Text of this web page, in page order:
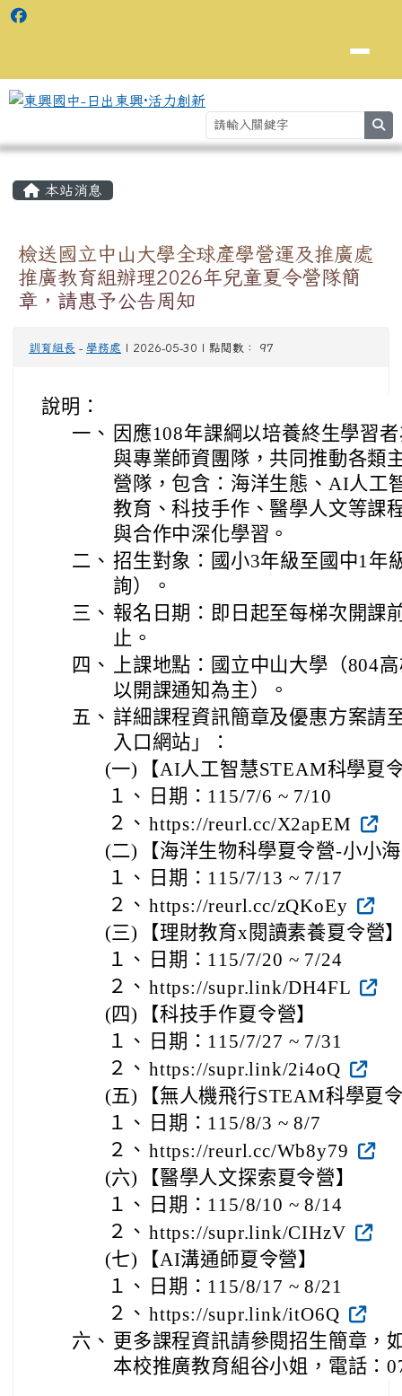
本站消息
檢送國立中山大學全球產學營運及推廣處
推廣教育組辦理2026年兒童夏令營隊簡
章，請惠予公告周知
訓育組長 - 學務處 | 2026-05-30 | 點閱數： 97
說明：
一、 因應108年課綱以培養終生學習
與專業師資團隊，共同推動各類
營隊，包含：海洋生態、AI人工
教育、科技手作、醫學人文等課
與合作中深化學習。
二、 招生對象：國小3年級至國中1年
詢）。
三、 報名日期：即日起至每梯次開課
止。
四、
上課地點：國立中山大學（804
以開課通知為主）。
五、 詳細課程資訊簡章及優惠方案請
入口網站」：
(一)
【AI人工智慧STEAM科學夏
１、
日期：115/7/6 ~ 7/10
２、 https://reurl.cc/X2apEM
(二)
【海洋生物科學夏令營-小小
１、
日期：115/7/13 ~ 7/17
２、 https://reurl.cc/zQKoEy
(三)
【理財教育x閱讀素養夏令營
１、
日期：115/7/20 ~ 7/24
２、 https://supr.link/DH4FL
(四)
【科技手作夏令營】
１、
日期：115/7/27 ~ 7/31
２、 https://supr.link/2i4oQ
(五)
【無人機飛行STEAM科學夏
１、
日期：115/8/3 ~ 8/7
２、 https://reurl.cc/Wb8y79
(六)
【醫學人文探索夏令營】
１、
日期：115/8/10 ~ 8/14
２、 https://supr.link/CIHzV
(七)
【AI溝通師夏令營】
１、
日期：115/8/17 ~ 8/21
２、 https://supr.link/itO6Q
六、 更多課程資訊請參閱招生簡章，
本校推廣教育組谷小姐，電話：